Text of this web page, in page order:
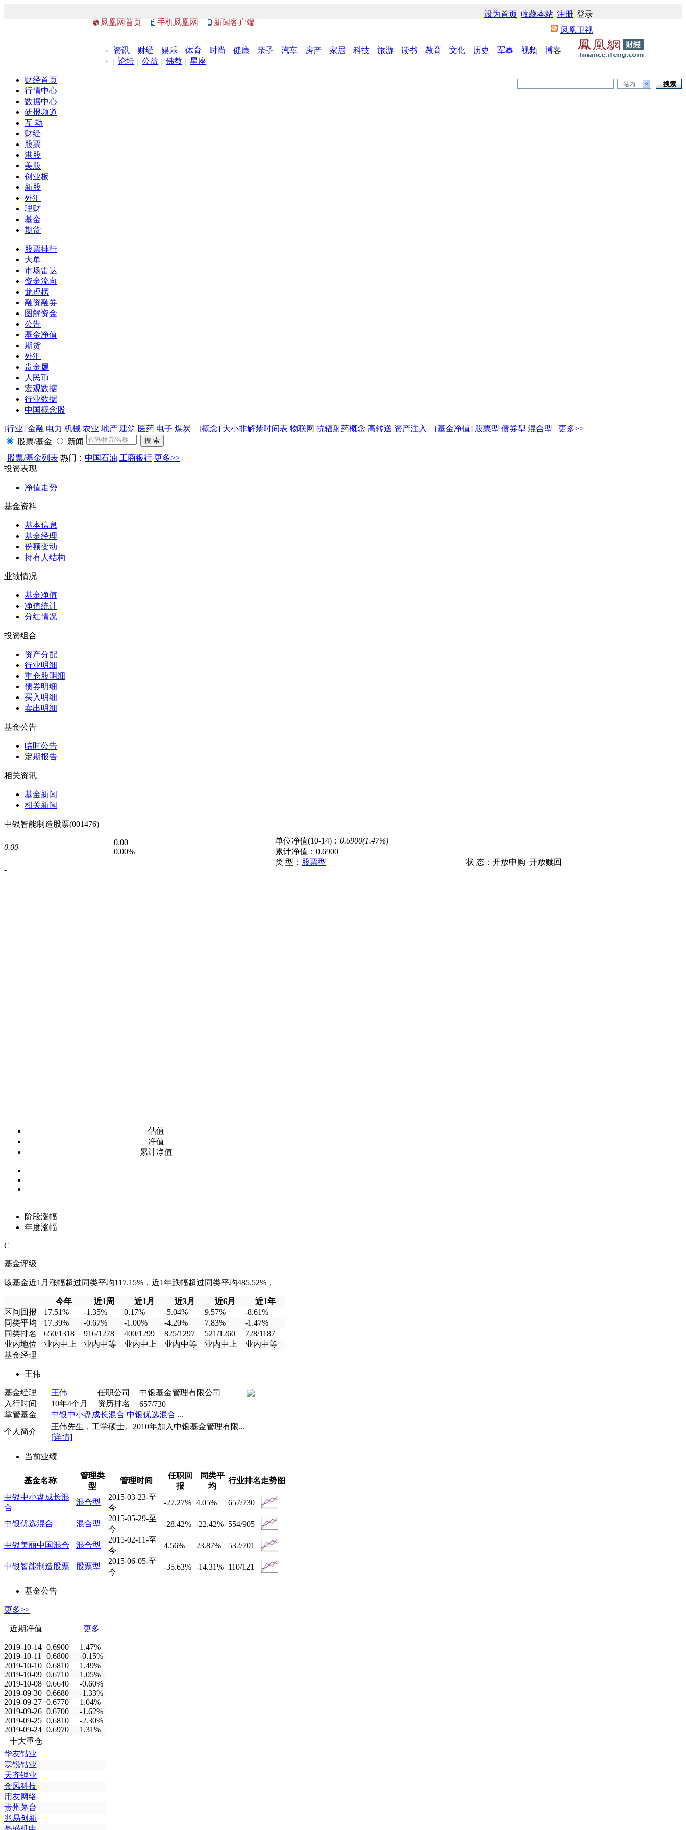
凤凰网首页 手机凤凰网 新闻客户端
设为首页 收藏本站 注册 登录
凤凰卫视
资讯 财经 娱乐 体育 时尚 健康 亲子 汽车 房产 家居 科技 旅游 读书 教育 文化 历史 军事 视频
博客
论坛
公益 佛教 星座
站内
财经首页
行情中心
数据中心
研报频道
互 动
财经
股票
港股
美股
创业板
新股
外汇
理财
基金
期货
股票排行
大单
市场雷达
资金流向
龙虎榜
融资融券
图解资金
公告
基金净值
期货
外汇
贵金属
人民币
宏观数据
行业数据
中国概念股
[行业] 金融 电力 机械 农业 地产 建筑 医药 电子 煤炭 [概念] 大小非解禁时间表 物联网 抗辐射药概念 高转送 资产注入 [基金净值] 股票型 债券型 混合型
更多>>
股票/基金
新闻
股票/基金列表 热门： 中国石油 工商银行 更多>>
投资表现
净值走势
基金资料
基本信息
基金经理
份额变动
持有人结构
业绩情况
基金净值
净值统计
分红情况
投资组合
资产分配
行业明细
重仓股明细
债券明细
买入明细
卖出明细
基金公告
临时公告
定期报告
相关资讯
基金新闻
相关新闻
中银智能制造股票(001476)
0.00
0.00
0.00%
-
单位净值(10-14)： 0.6900(1.47%)
累计净值： 0.6900
类 型： 股票型 状 态： 开放申购 开放赎回
估值
净值
累计净值
阶段涨幅
年度涨幅
C
基金评级
该基金近1月涨幅超过同类平均117.15%，近1年跌幅超过同类平均485.52%，
今年 近1周 近1月 近3月 近6月
近1年
区间回报
17.51% -1.35% 0.17% -5.04% 9.57%
-8.61%
同类平均
17.39% -0.67% -1.00% -4.20% 7.83%
-1.47%
同类排名
650/1318 916/1278 400/1299 825/1297 521/1260
728/1187
业内地位
业内中上 业内中等 业内中上 业内中等 业内中上
业内中等
基金经理
王伟
基金经理 王伟 任职公司
中银基金管理有限公司
入行时间
10年4个月 资历排名
657/730
掌管基金
中银中小盘成长混合 中银优选混合 ...
个人简介
王伟先生，工学硕士。2010年加入中银基金管理有限...
[详情]
当前业绩
基金名称
管理类
型
管理时间
任职回
报
同类平
均
行业排名走势图
中银中小盘成长混
合
混合型
2015-03-23-至
今
-27.27% 4.05% 657/730
中银优选混合 混合型
2015-05-29-至
今
-28.42% -22.42% 554/905
中银美丽中国混合 混合型
2015-02-11-至
今
4.56% 23.87% 532/701
中银智能制造股票 股票型
2015-06-05-至
今
-35.63% -14.31% 110/121
基金公告
更多>>
近期净值 更多
2019-10-14 0.6900
1.47%
2019-10-11
0.6800
-0.15%
2019-10-10 0.6810
1.49%
2019-10-09 0.6710
1.05%
2019-10-08 0.6640
-0.60%
2019-09-30 0.6680
-1.33%
2019-09-27 0.6770
1.04%
2019-09-26 0.6700
-1.62%
2019-09-25 0.6810
-2.30%
2019-09-24 0.6970
1.31%
十大重仓
华友钴业
寒锐钴业
天齐锂业
金风科技
用友网络
贵州茅台
兆易创新